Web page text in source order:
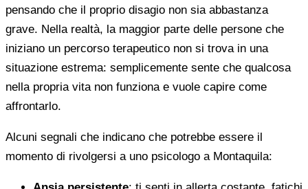
pensando che il proprio disagio non sia abbastanza
grave. Nella realtà, la maggior parte delle persone che
iniziano un percorso terapeutico non si trova in una
situazione estrema: semplicemente sente che qualcosa
nella propria vita non funziona e vuole capire come
affrontarlo.
Alcuni segnali che indicano che potrebbe essere il
momento di rivolgersi a uno psicologo a Montaquila: